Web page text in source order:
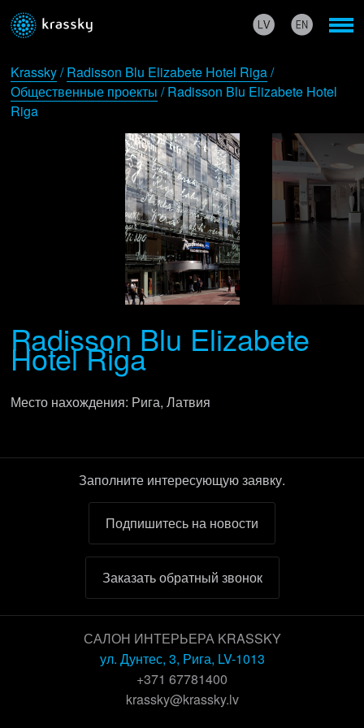
Krassky/Radisson Blu Elizabete Hotel Riga/
Общественные проекты / Radisson Blu Elizabete Hotel
Riga
Radisson Blu Elizabete
Hotel Riga
Место нахождения: Рига, Латвия
Заполните интересующую заявку.
Подпишитесь на новости
Заказать обратный звонок
САЛОН ИНТЕРЬЕРА KRASSKY
ул. Дунтес, 3, Рига, LV-1013
+371 67781400
krassky@krassky.lv